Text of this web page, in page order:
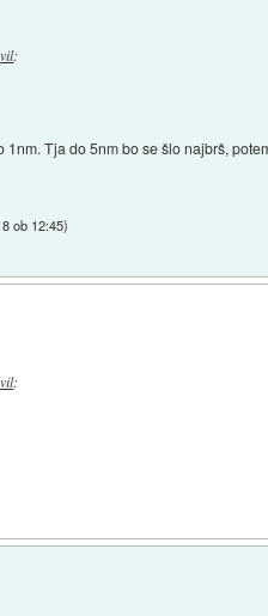
:
1nm. Tja do 5nm bo se šlo najbrš,
ob 12:45)
: